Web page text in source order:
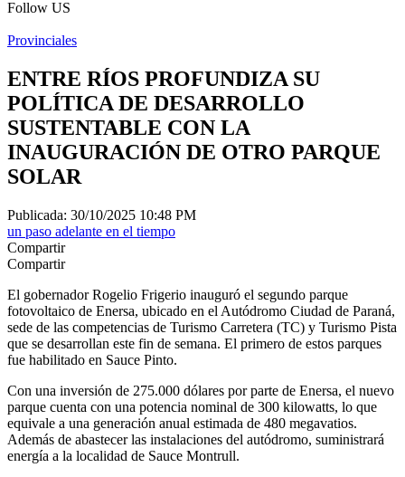
Follow US
Provinciales
ENTRE RÍOS PROFUNDIZA SU
POLÍTICA DE DESARROLLO
SUSTENTABLE CON LA
INAUGURACIÓN DE OTRO PARQUE
SOLAR
Publicada: 30/10/2025 10:48 PM
un paso adelante en el tiempo
Compartir
Compartir
El gobernador Rogelio Frigerio inauguró el segundo parque
fotovoltaico de Enersa, ubicado en el Autódromo Ciudad de Paraná,
sede de las competencias de Turismo Carretera (TC) y Turismo Pista
que se desarrollan este fin de semana. El primero de estos parques
fue habilitado en Sauce Pinto.
Con una inversión de 275.000 dólares por parte de Enersa, el nuevo
parque cuenta con una potencia nominal de 300 kilowatts, lo que
equivale a una generación anual estimada de 480 megavatios.
Además de abastecer las instalaciones del autódromo, suministrará
energía a la localidad de Sauce Montrull.